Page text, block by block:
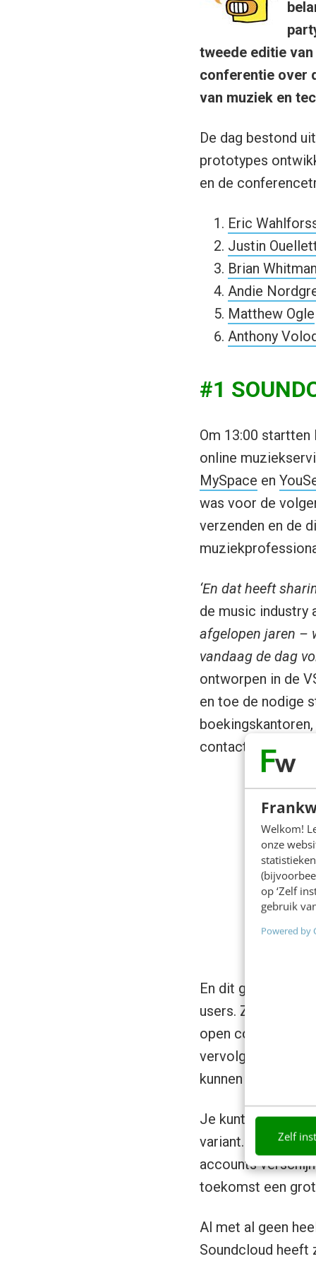
Welkom!
onze
op ‘Zelf
gebruik
Powered by
Zelf
tweede editie van
conferentie over
van muziek en
De dag bestond
prototypes
en de
Eric
Justin
Brian Whitman
Andie
Matthew Ogle
Anthony
#1
Om 13:00
online
MySpace en
was voor de
verzenden en de
‘En dat heeft
de music industry
afgelopen jaren –
vandaag de dag
ontworpen in de
en toe de nodige
contactpersonen
En dit geldt ook
users. Zo heeft
open
vervolgens
kunnen alvast in
Je kunt ervoor
variant. Want ook
accounts
toekomst een
Al met al geen
Soundcloud heeft